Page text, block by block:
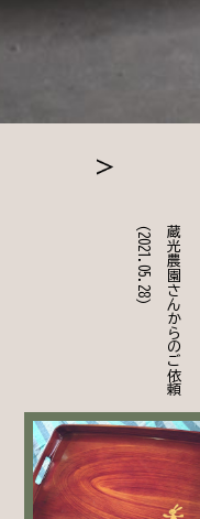
蔵光農園さんからのご依頼
(2021.05.28)